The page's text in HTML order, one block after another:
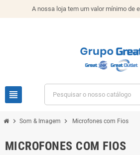
A nossa loja tem um valor mínimo de
view_headline
chevron_right Som & Imagem chevron_right Microfones com Fios
MICROFONES COM FIOS